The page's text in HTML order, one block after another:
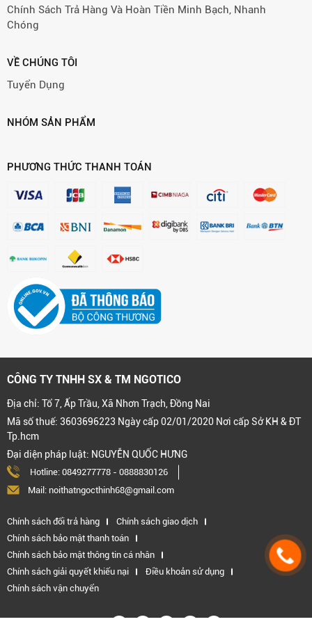
Chính Sách Trả Hàng Và Hoàn Tiền Minh Bạch, Nhanh
Chóng
VỀ CHÚNG TÔI
Tuyển Dụng
NHÓM SẢN PHẨM
PHƯƠNG THỨC THANH TOÁN
CÔNG TY TNHH SX & TM NGOTICO
Địa chỉ: Tổ 7, Ấp Trầu, Xã Nhơn Trạch, Đồng Nai
Mã số thuế: 3603696223 Ngày cấp 02/01/2020 Nơi cấp Sở KH & ĐT
Tp.hcm
Đại diện pháp luật: NGUYỄN QUỐC HƯNG
Hotline: 0849277778 - 0888830126
Mail: noithatngocthinh68@gmail.com
Chính sách đổi trả hàng
Chính sách giao dịch
Chính sách bảo mật thanh toán
Chính sách bảo mật thông tin cá nhân
Chính sách giải quyết khiếu nại
Điều khoản sử dụng
Chính sách vận chuyển